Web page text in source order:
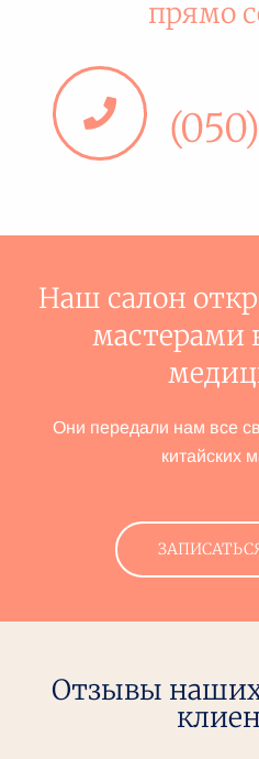
прямо
Наш салон
мастерами
Они передали нам все
китайских
Отзывы